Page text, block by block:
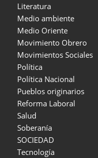
Literatura
Medio ambiente
Medio Oriente
Movimiento Obrero
Movimientos Sociales
Política
Política Nacional
Pueblos originarios
Reforma Laboral
Salud
Soberanía
SOCIEDAD
Tecnología